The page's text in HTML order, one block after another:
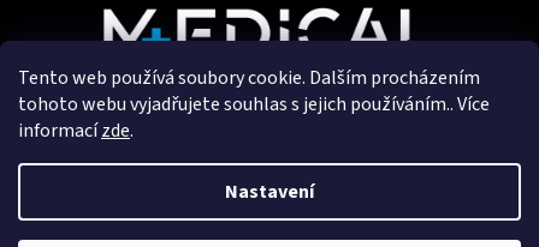
Tento web používá soubory cookie. Dalším procházením
tohoto webu vyjadřujete souhlas s jejich používáním.. Více
informacízde.
Nastavení
Copyright 2025OnlineMedical.cz. Všechna práva
Vytvořil a marketingově zajišťuje